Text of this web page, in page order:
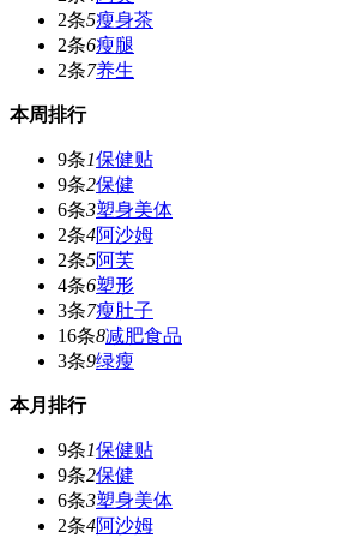
2条5瘦身茶
2条6瘦腿
2条7养生
本周排行
9条1保健贴
9条2保健
6条3塑身美体
2条4阿沙姆
2条5阿芙
4条6塑形
3条7瘦肚子
16条8减肥食品
3条9绿瘦
本月排行
9条1保健贴
9条2保健
6条3塑身美体
2条4阿沙姆